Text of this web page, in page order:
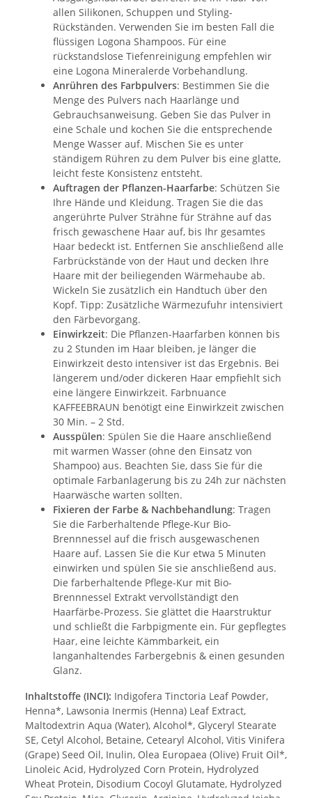
allen Silikonen, Schuppen und Styling-
Rückständen. Verwenden Sie im besten Fall die
flüssigen Logona Shampoos. Für eine
rückstandslose Tiefenreinigung empfehlen wir
eine Logona Mineralerde Vorbehandlung.
Anrühren des Farbpulvers: Bestimmen Sie die
Menge des Pulvers nach Haarlänge und
Gebrauchsanweisung. Geben Sie das Pulver in
eine Schale und kochen Sie die entsprechende
Menge Wasser auf. Mischen Sie es unter
ständigem Rühren zu dem Pulver bis eine glatte,
leicht feste Konsistenz entsteht.
Auftragen der Pflanzen-Haarfarbe: Schützen Sie
Ihre Hände und Kleidung. Tragen Sie die das
angerührte Pulver Strähne für Strähne auf das
frisch gewaschene Haar auf, bis Ihr gesamtes
Haar bedeckt ist. Entfernen Sie anschließend alle
Farbrückstände von der Haut und decken Ihre
Haare mit der beiliegenden Wärmehaube ab.
Wickeln Sie zusätzlich ein Handtuch über den
Kopf. Tipp: Zusätzliche Wärmezufuhr intensiviert
den Färbevorgang.
Einwirkzeit: Die Pflanzen-Haarfarben können bis
zu 2 Stunden im Haar bleiben, je länger die
Einwirkzeit desto intensiver ist das Ergebnis. Bei
längerem und/oder dickeren Haar empfiehlt sich
eine längere Einwirkzeit. Farbnuance
KAFFEEBRAUN benötigt eine Einwirkzeit zwischen
30 Min. – 2 Std.
Ausspülen: Spülen Sie die Haare anschließend
mit warmen Wasser (ohne den Einsatz von
Shampoo) aus. Beachten Sie, dass Sie für die
optimale Farbanlagerung bis zu 24h zur nächsten
Haarwäsche warten sollten.
Fixieren der Farbe & Nachbehandlung: Tragen
Sie die Farberhaltende Pflege-Kur Bio-
Brennnessel auf die frisch ausgewaschenen
Haare auf. Lassen Sie die Kur etwa 5 Minuten
einwirken und spülen Sie sie anschließend aus.
Die farberhaltende Pflege-Kur mit Bio-
Brennnessel Extrakt vervollständigt den
Haarfärbe-Prozess. Sie glättet die Haarstruktur
und schließt die Farbpigmente ein. Für gepflegtes
Haar, eine leichte Kämmbarkeit, ein
langanhaltendes Farbergebnis & einen gesunden
Glanz.
Inhaltstoffe (INCI): Indigofera Tinctoria Leaf Powder,
Henna*, Lawsonia Inermis (Henna) Leaf Extract,
Maltodextrin Aqua (Water), Alcohol*, Glyceryl Stearate
SE, Cetyl Alcohol, Betaine, Cetearyl Alcohol, Vitis Vinifera
(Grape) Seed Oil, Inulin, Olea Europaea (Olive) Fruit Oil*,
Linoleic Acid, Hydrolyzed Corn Protein, Hydrolyzed
Wheat Protein, Disodium Cocoyl Glutamate, Hydrolyzed